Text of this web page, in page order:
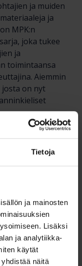
Tietoja
ja mainosten
Lisäksi
ja analytiikka-
käytät
näitä
ja muiden
ja
MPK:n
joka tukee
ja
toimintaansa
Aiemmin
on nyt
jossa on
toimijoita
sekä
käsikirjan
kolmikko:Hanna
Kuusela